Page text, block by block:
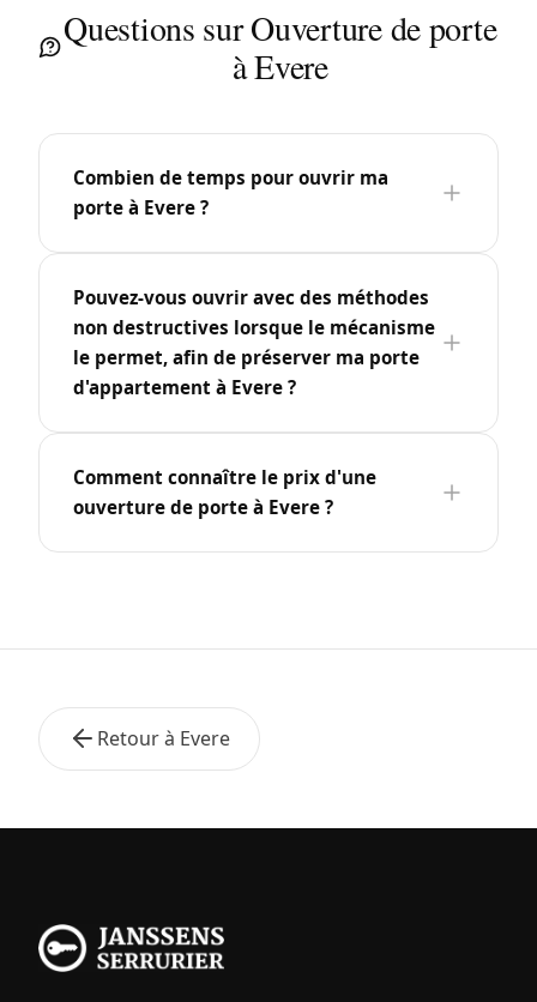
Questions sur Ouverture de porte
à Evere
Combien de temps pour ouvrir ma
porte à Evere ?
Pouvez-vous ouvrir avec des méthodes
non destructives lorsque le mécanisme
le permet, afin de préserver ma porte
d'appartement à Evere ?
Comment connaître le prix d'une
ouverture de porte à Evere ?
Retour à Evere